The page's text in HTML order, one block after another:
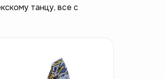
танцу, все с